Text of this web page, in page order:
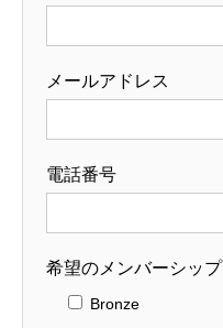
メールアドレス
電話番号
希望のメンバーシップ
Bronze